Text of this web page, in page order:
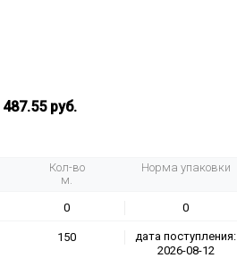
487.55 руб.
Кол-во
м.
Норма упаковки
0 0
150
дата поступления:
2026-08-12